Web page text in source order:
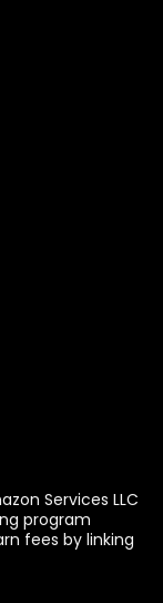
Services LLC
program
fees by linking